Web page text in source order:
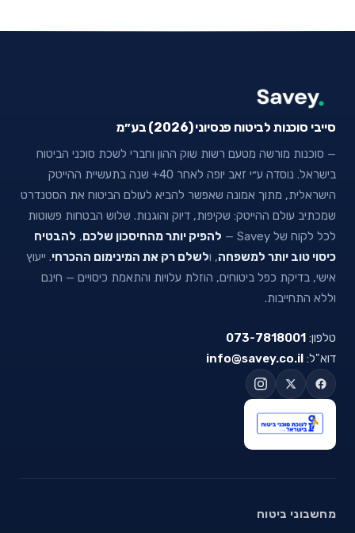
סייבי סוכנות לביטוח פנסיוני (2026) בע״מ
— סוכנות מורשה מטעם רשות שוק ההון וחברי לשכת סוכני הביטוח
בישראל. נוסדה ע״י זאב יופה לאחר 40+ שנה בתעשיית ההייטק
הישראלית, מתוך אמונה שאפשר להביא לעולם הביטוח את הסטנדרט
שמכתיב עולם ההייטק: שקיפות, דיוק והוגנות. שלוש הבטחות פשוטות
לכל לקוח של Savey —
להפיק יותר מהחיסכון שלכם, להבטיח
כיסוי טוב יותר למשפחה, ולשלם רק את המינימום ההכרחי. ייעוץ
אישי, בדיקת כפל ביטוחים, הוזלת עלויות והתאמת כיסויים — חינם
וללא התחייבות.
טלפון: 073-7818001
דוא"ל: info@savey.co.il
מחשבוני ביטוח